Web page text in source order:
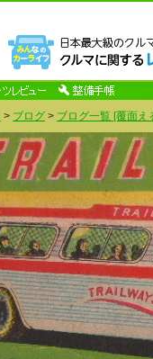
> ブログ > ブログ一覧 [覆面え